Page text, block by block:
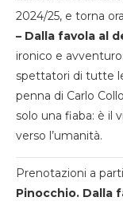
2024/25, e torna
– Dalla favola al
ironico e
spettatori di tutte
penna di Carlo
solo una fiaba: è il
verso l’umanità.
Prenotazioni a
Pinocchio. Dalla